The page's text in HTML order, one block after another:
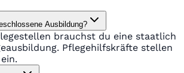
Ausbildung?
brauchst du eine staatlich
Pflegehilfskräfte stellen